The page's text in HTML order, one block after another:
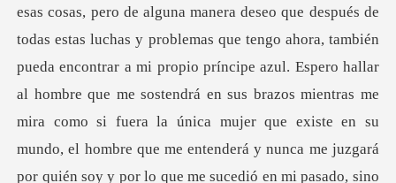
esas cosas, pero de alguna manera deseo que después de
todas estas luchas y problemas que tengo ahora, también
pueda encontrar a mi propio príncipe azul. Espero hallar
al hombre que me sostendrá en